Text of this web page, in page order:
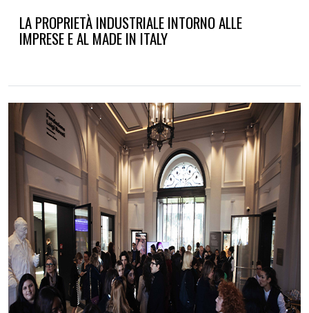
LA PROPRIETÀ INDUSTRIALE INTORNO ALLE
IMPRESE E AL MADE IN ITALY